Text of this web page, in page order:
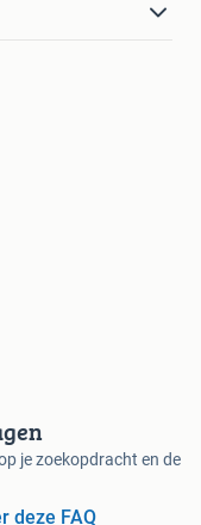
je zoekopdracht en de
deze FAQ